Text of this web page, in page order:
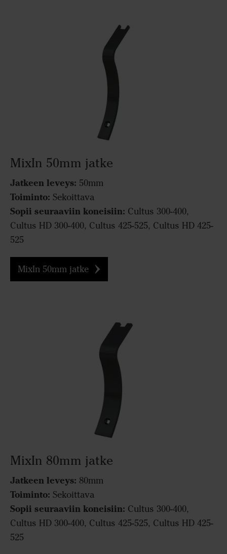
MixIn 50mm jatke
Jatkeen leveys: 50mm
Toiminto: Sekoittava
Sopii seuraaviin koneisiin: Cultus 300-400,
Cultus HD 300-400, Cultus 425-525, Cultus HD 425-
525
MixIn 50mm jatke
MixIn 80mm jatke
Jatkeen leveys: 80mm
Toiminto: Sekoittava
Sopii seuraaviin koneisiin: Cultus 300-400,
Cultus HD 300-400, Cultus 425-525, Cultus HD 425-
525